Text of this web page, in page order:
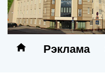
Рэклама